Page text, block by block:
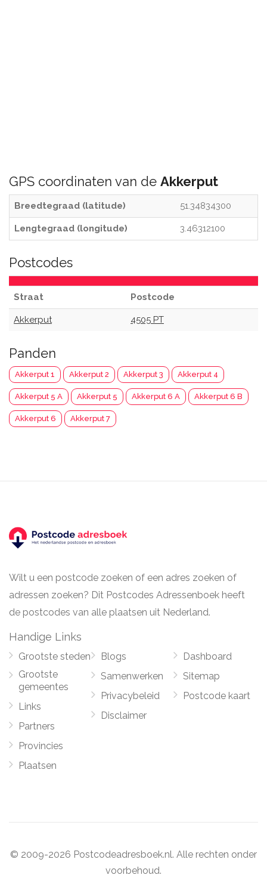
GPS coordinaten van de Akkerput
Breedtegraad (latitude) 51.34834300
Lengtegraad (longitude) 3.46312100
Postcodes
Straat Postcode
Akkerput 4505 PT
Panden
Akkerput 1 Akkerput 2 Akkerput 3 Akkerput 4
Akkerput 5 A Akkerput 5 Akkerput 6 A Akkerput 6 B
Akkerput 6 Akkerput 7
Wilt u een postcode zoeken of een adres zoeken of
adressen zoeken? Dit Postcodes Adressenboek heeft
de postcodes van alle plaatsen uit Nederland.
Handige Links
Grootste steden
Grootste
gemeentes
Links
Partners
Provincies
Plaatsen
Blogs
Samenwerken
Privacybeleid
Disclaimer
Dashboard
Sitemap
Postcode kaart
© 2009-2026 Postcodeadresboek.nl. Alle rechten onder
voorbehoud.